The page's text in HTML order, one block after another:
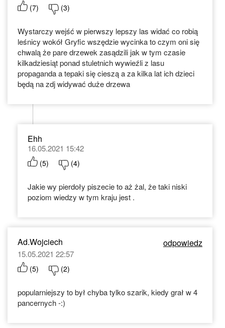
(7) (3)
Wystarczy wejść w pierwszy lepszy las widać co robią
leśnicy wokół Gryfic wszędzie wycinka to czym oni się
chwalą że pare drzewek zasądzili jak w tym czasie
kilkadziesiąt ponad stuletnich wywieźli z lasu
propaganda a tepaki się cieszą a za kilka lat ich dzieci
będą na zdj widywać duże drzewa
Ehh
16.05.2021 15:42
(5) (4)
Jakie wy pierdoły piszecie to aż żal, że taki niski
poziom wiedzy w tym kraju jest .
Ad.Wojciech odpowiedz
15.05.2021 22:57
(5) (2)
popularniejszy to był chyba tylko szarik, kiedy grał w 4
pancernych -:)